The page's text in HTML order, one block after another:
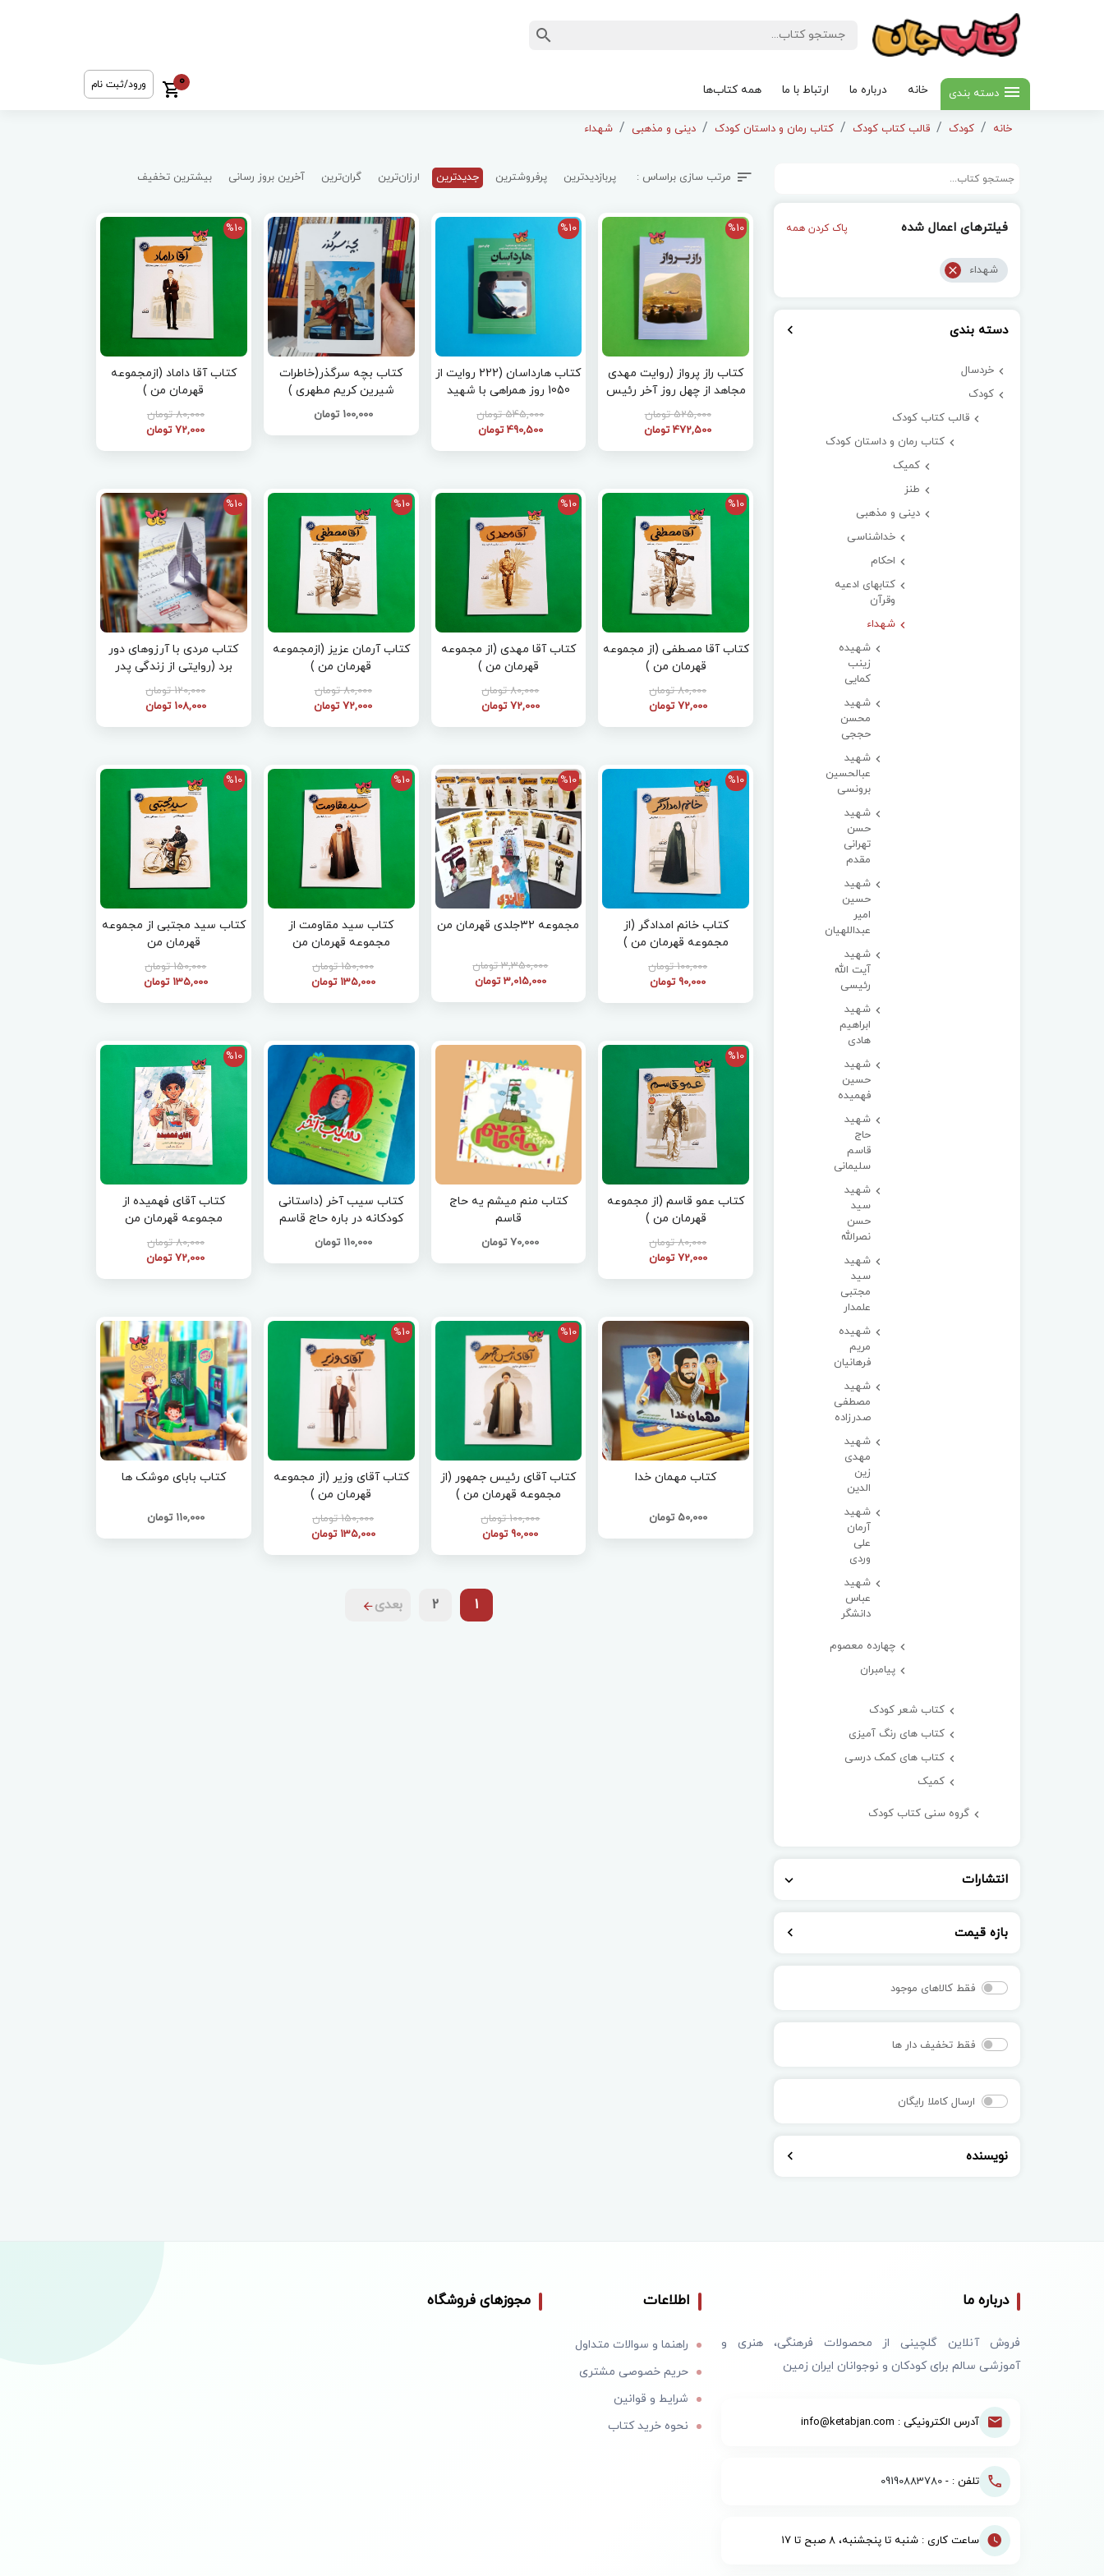
دسته بندی خانه درباره ما ارتباط با ما همه کتاب‌ها
0 ورود/ثبت نام
خانه کودک قالب کتاب کودک کتاب رمان و داستان کودک دینی و مذهبی شهداء
فیلترهای اعمال شده پاک کردن همه
شهداء
دسته بندی
خردسال
کودک
قالب کتاب کودک
کتاب رمان و داستان کودک
کمیک
طنز
دینی و مذهبی
خداشناسی
احکام
کتابهای ادعیه
وقرآن
شهداء
شهیده
زینب
کمایی
شهید
محسن
حججی
شهید
عبالحسین
برونسی
شهید
حسن
تهرانی
مقدم
شهید
حسین
امیر
عبداللهیان
شهید
آیت الله
رئیسی
شهید
ابراهیم
هادی
شهید
حسین
فهمیده
شهید
حاج
قاسم
سلیمانی
شهید
سید
حسن
نصرالله
شهید
سید
مجتبی
علمدار
شهیده
مریم
فرهانیان
شهید
مصطفی
صدرزاده
شهید
مهدی
زین
الدین
شهید
آرمان
علی
وردی
شهید
عباس
دانشگر
چهارده معصوم
پیامبران
کتاب شعر کودک
کتاب های رنگ آمیزی
کتاب های کمک درسی
کمیک
گروه سنی کتاب کودک
انتشارات
بازه قیمت
فقط کالاهای موجود
فقط تخفیف دار ها
ارسال کاملا رایگان
نویسنده
مرتب سازی براساس : پربازدیدترین پرفروشترین جدیدترین ارزان‌ترین گران‌ترین آخرین بروز رسانی بیشترین تخفیف
%10
کتاب راز پرواز (روایت مهدی
مجاهد از چهل روز آخر رئیس
جمهور شهید )
525,000 تومان
472,500 تومان
%10
کتاب هارداسان (222 روایت از
1050 روز همراهی با شهید
جمهور آیت الله سید ابراهیم
رئیسی)
545,000 تومان
490,500 تومان
کتاب بچه سرگذر(خاطرات
شیرین کریم مطهری )
100,000 تومان
%10
کتاب آقا داماد (ازمجموعه
قهرمان من )
80,000 تومان
72,000 تومان
%10
کتاب آقا مصطفی (از مجموعه
قهرمان من )
80,000 تومان
72,000 تومان
%10
کتاب آقا مهدی (از مجموعه
قهرمان من )
80,000 تومان
72,000 تومان
%10
کتاب آرمان عزیز (ازمجموعه
قهرمان من )
80,000 تومان
72,000 تومان
%10
کتاب مردی با آرزوهای دور
برد (روایتی از زندگی پدر
موشکی ایران )
120,000 تومان
108,000 تومان
%10
کتاب خانم امدادگر (از
مجموعه قهرمان من )
100,000 تومان
90,000 تومان
%10
مجموعه ۳۲جلدی قهرمان من
3,350,000 تومان
3,015,000 تومان
%10
کتاب سید مقاومت از
مجموعه قهرمان من
150,000 تومان
135,000 تومان
%10
کتاب سید مجتبی از مجموعه
قهرمان من
150,000 تومان
135,000 تومان
%10
کتاب عمو قاسم (از مجموعه
قهرمان من )
80,000 تومان
72,000 تومان
کتاب منم میشم یه حاج
قاسم
70,000 تومان
کتاب سیب آخر (داستانی
کودکانه در باره حاج قاسم
وسیل خوزستان )
110,000 تومان
%10
کتاب آقای فهمیده از
مجموعه قهرمان من
80,000 تومان
72,000 تومان
کتاب مهمان خدا
50,000 تومان
%10
کتاب آقای رئیس جمهور (از
مجموعه قهرمان من )
100,000 تومان
90,000 تومان
%10
کتاب آقای وزیر (از مجموعه
قهرمان من )
150,000 تومان
135,000 تومان
کتاب بابای موشک ها
110,000 تومان
1
2 بعدی
درباره ما
فروش آنلاین گلچینی از محصولات فرهنگی، هنری و
آموزشی سالم برای کودکان و نوجوانان ایران زمین
آدرس الکترونیکی : info@ketabjan.com
تلفن : - 09190883780
ساعت کاری : شنبه تا پنجشنبه، ۸ صبح تا ۱۷
اطلاعات
راهنما و سوالات متداول
حریم خصوصی مشتری
شرایط و قوانین
نحوه خرید کتاب
مجوزهای فروشگاه